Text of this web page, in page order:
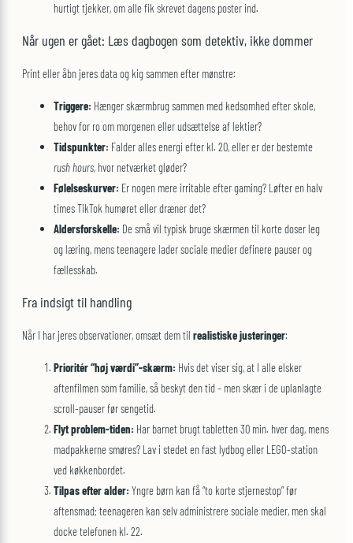
hurtigt tjekker, om alle fik skrevet dagens poster ind.
Når ugen er gået: Læs dagbogen som detektiv, ikke dommer
Print eller åbn jeres data og kig sammen efter mønstre:
Triggere: Hænger skærmbrug sammen med kedsomhed efter skole,
behov for ro om morgenen eller udsættelse af lektier?
Tidspunkter: Falder alles energi efter kl. 20, eller er der bestemte
rush hours, hvor netværket gløder?
Følelseskurver: Er nogen mere irritable efter gaming? Løfter en halv
times TikTok humøret eller dræner det?
Aldersforskelle: De små vil typisk bruge skærmen til korte doser leg
og læring, mens teenagere lader sociale medier definere pauser og
fællesskab.
Fra indsigt til handling
Når I har jeres observationer, omsæt dem til realistiske justeringer:
Prioritér “høj værdi”-skærm: Hvis det viser sig, at I alle elsker
aftenfilmen som familie, så beskyt den tid – men skær i de uplanlagte
scroll-pauser før sengetid.
Flyt problem-tiden: Har barnet brugt tabletten 30 min. hver dag, mens
madpakkerne smøres? Lav i stedet en fast lydbog eller LEGO-station
ved køkkenbordet.
Tilpas efter alder: Yngre børn kan få “to korte stjernestop” før
aftensmad; teenageren kan selv administrere sociale medier, men skal
docke telefonen kl. 22.